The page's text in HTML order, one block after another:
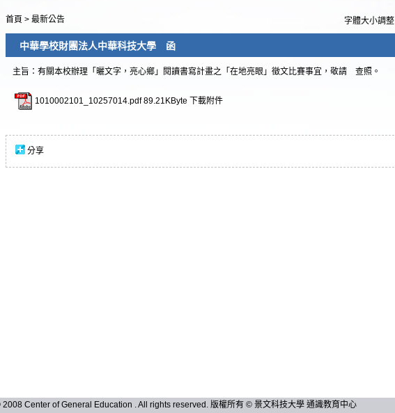
首頁 > 最新公告 字體大小調整
中華學校財團法人中華科技大學 函
主旨：有關本校辦理「曬文字，亮心鄉」閱讀書寫計畫之「在地亮眼」徵文比賽事宜，敬請 查照。
1010002101_10257014.pdf 89.21KByte 下載附件
分享
Center of General Education . All rights reserved. 版權所有 © 景文科技大學 通識教育中心